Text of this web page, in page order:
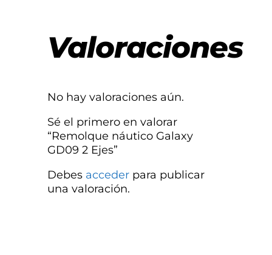
Valoraciones
No hay valoraciones aún.
Sé el primero en valorar
“Remolque náutico Galaxy
GD09 2 Ejes”
Debes acceder para publicar
una valoración.